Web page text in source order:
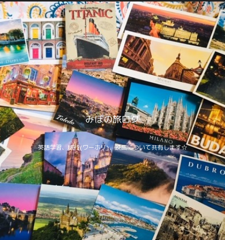
みぽの旅ログ
英語学習、旅行(ワーホリ)、映画について共有します☆